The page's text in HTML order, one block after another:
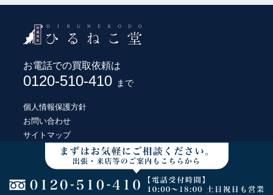
お電話での買取依頼は
0120-510-410 まで
個人情報保護方針
お問い合わせ
サイトマップ
© HIRUNEKODO CO., LTD.